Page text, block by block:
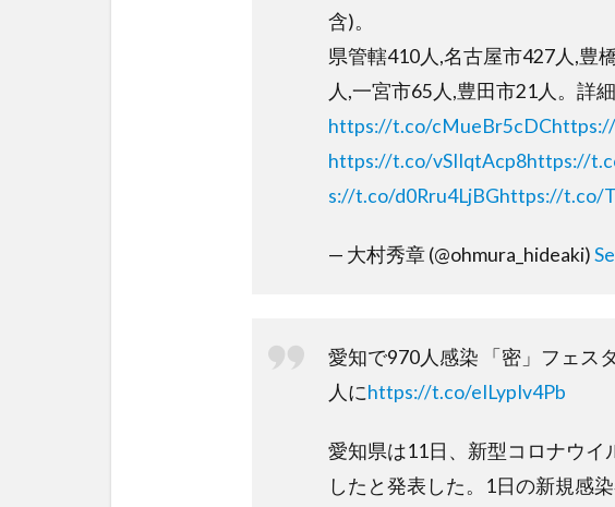
含)。
県管轄410人,名古屋市427人,豊
人,一宮市65人,豊田市21人。詳細
https://t.co/cMueBr5cDC
https://t.co/vSIIqtAcp8https://
s://t.co/d0Rru4LjBGhttps://t.co/
— 大村秀章 (@ohmura_hideaki)
愛知で970人感染 「密」フェス
人にhttps://t.co/eILypIv4Pb
愛知県は11日、新型コロナウイ
したと発表した。1日の新規感